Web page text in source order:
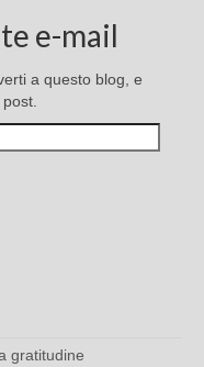
e-mail
a questo blog, e
gratitudine